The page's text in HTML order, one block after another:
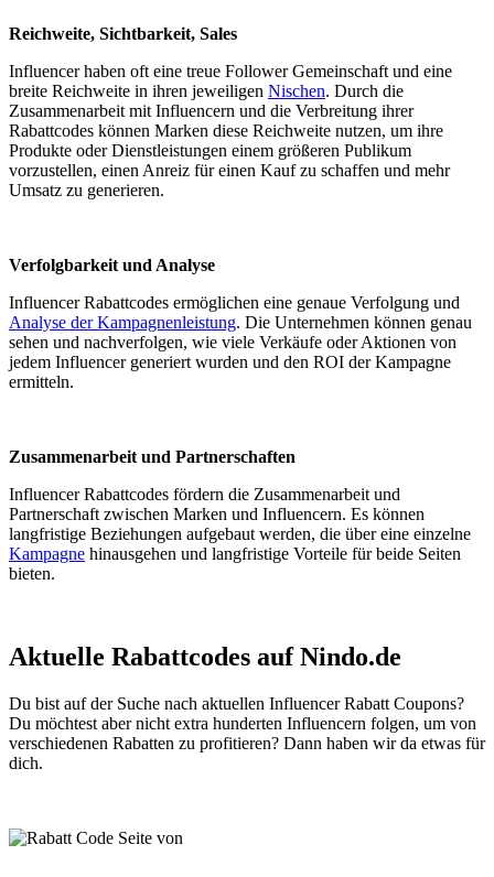
Reichweite, Sichtbarkeit, Sales
Influencer haben oft eine treue Follower Gemeinschaft und eine
breite Reichweite in ihren jeweiligen Nischen. Durch die
Zusammenarbeit mit Influencern und die Verbreitung ihrer
Rabattcodes können Marken diese Reichweite nutzen, um ihre
Produkte oder Dienstleistungen einem größeren Publikum
vorzustellen, einen Anreiz für einen Kauf zu schaffen und mehr
Umsatz zu generieren.
Verfolgbarkeit und Analyse
Influencer Rabattcodes ermöglichen eine genaue Verfolgung und
Analyse der Kampagnenleistung. Die Unternehmen können genau
sehen und nachverfolgen, wie viele Verkäufe oder Aktionen von
jedem Influencer generiert wurden und den ROI der Kampagne
ermitteln.
Zusammenarbeit und Partnerschaften
Influencer Rabattcodes fördern die Zusammenarbeit und
Partnerschaft zwischen Marken und Influencern. Es können
langfristige Beziehungen aufgebaut werden, die über eine einzelne
Kampagne hinausgehen und langfristige Vorteile für beide Seiten
bieten.
Aktuelle Rabattcodes auf Nindo.de
Du bist auf der Suche nach aktuellen Influencer Rabatt Coupons?
Du möchtest aber nicht extra hunderten Influencern folgen, um von
verschiedenen Rabatten zu profitieren? Dann haben wir da etwas für
dich.